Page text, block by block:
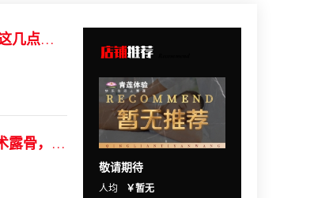
去日本玩高级浴场，你可要注意这几点，经验...
多个上门按摩APP被曝涉黄，话术露骨，只要...
敬请期待
人均 ￥暂无